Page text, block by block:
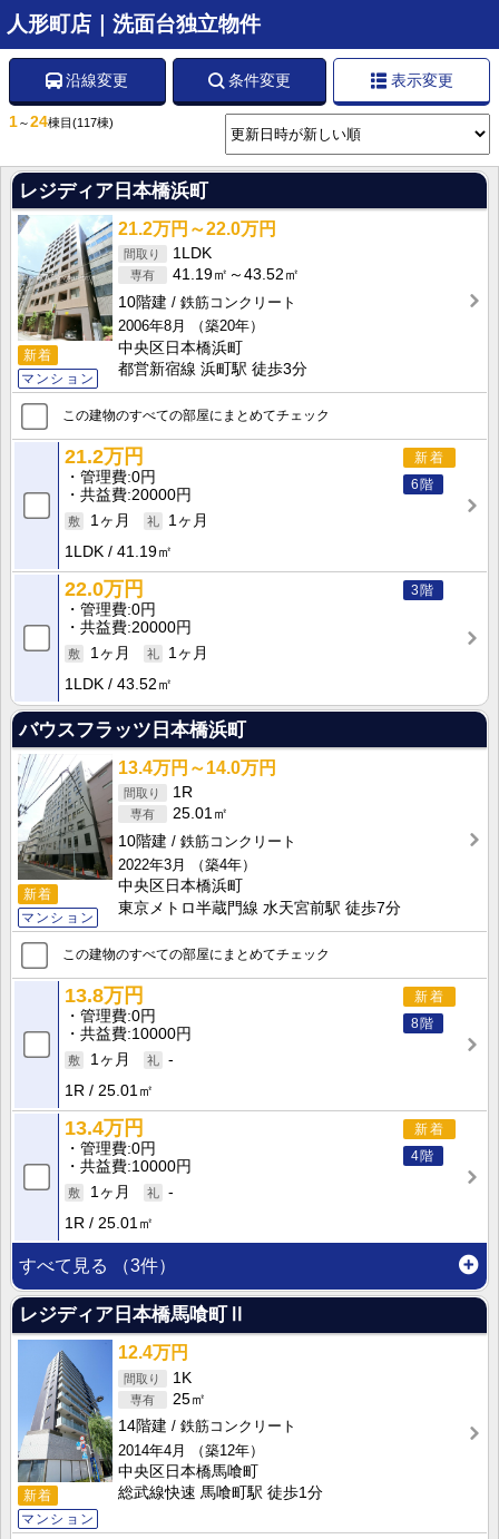
人形町店｜洗面台独立物件
沿線変更 条件変更 表示変更
1～24棟目 (117棟)
レジディア日本橋浜町
新着
マンション
21.2万円～22.0万円
1LDK
41.19㎡～43.52㎡
10階建
鉄筋コンクリート
2006年8月
（築20年）
中央区日本橋浜町
都営新宿線 浜町駅 徒歩3分
この建物のすべての部屋にまとめてチェック
新着
6階
21.2万円
管理費 0円
共益費 20000円
1ヶ月
1ヶ月
1LDK
41.19㎡
3階
22.0万円
管理費 0円
共益費 20000円
1ヶ月
1ヶ月
1LDK
43.52㎡
バウスフラッツ日本橋浜町
新着
マンション
13.4万円～14.0万円
1R
25.01㎡
10階建
鉄筋コンクリート
2022年3月
（築4年）
中央区日本橋浜町
東京メトロ半蔵門線 水天宮前駅 徒歩7分
この建物のすべての部屋にまとめてチェック
新着
8階
13.8万円
管理費 0円
共益費 10000円
1ヶ月
-
1R
25.01㎡
新着
4階
13.4万円
管理費 0円
共益費 10000円
1ヶ月
-
1R
25.01㎡
すべて見る （3件）
レジディア日本橋馬喰町Ⅱ
新着
マンション
12.4万円
1K
25㎡
14階建
鉄筋コンクリート
2014年4月
（築12年）
中央区日本橋馬喰町
総武線快速 馬喰町駅 徒歩1分